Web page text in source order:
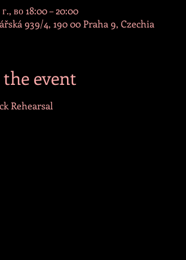
во 18:00 – 20:00
939/4, 190 00 Praha 9, Czechia
event
Rehearsal